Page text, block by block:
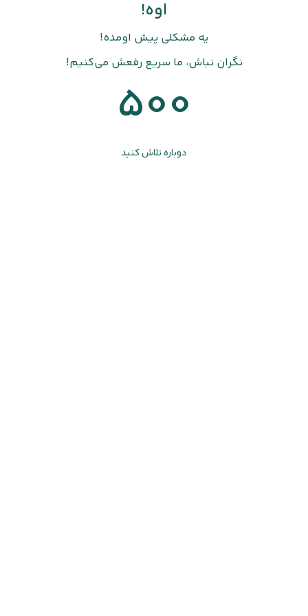
اوه!
یه مشکلی پیش اومده!
نگران نباش، ما سریع رفعش می‌کنیم!
500
دوباره تلاش کنید